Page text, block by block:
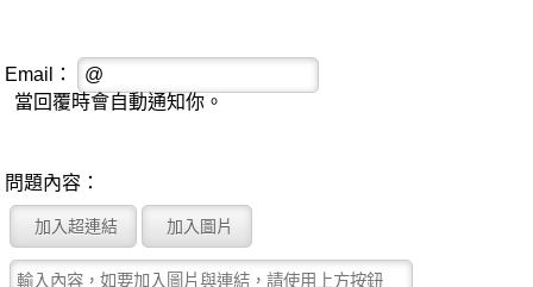
Email：
當回覆時會自動通知你。
問題內容：